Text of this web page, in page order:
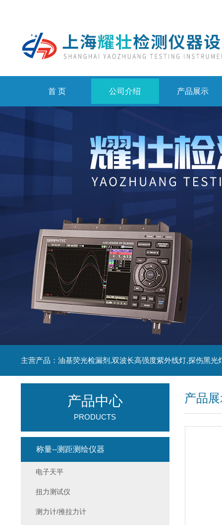
首 页 公司介绍 产品展示
主营产品：油基荧光检漏剂,双波长高强度紫外线灯,探伤黑光
产品
产品中心
PRODUCTS
称量--测距测绘仪器
电子天平
扭力测试仪
测力计/推拉力计